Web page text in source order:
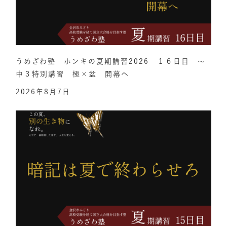
うめざわ塾 ホンキの夏期講習2026 １６日目 ～
中３特別講習 極×盆 開幕へ
2026年8月7日